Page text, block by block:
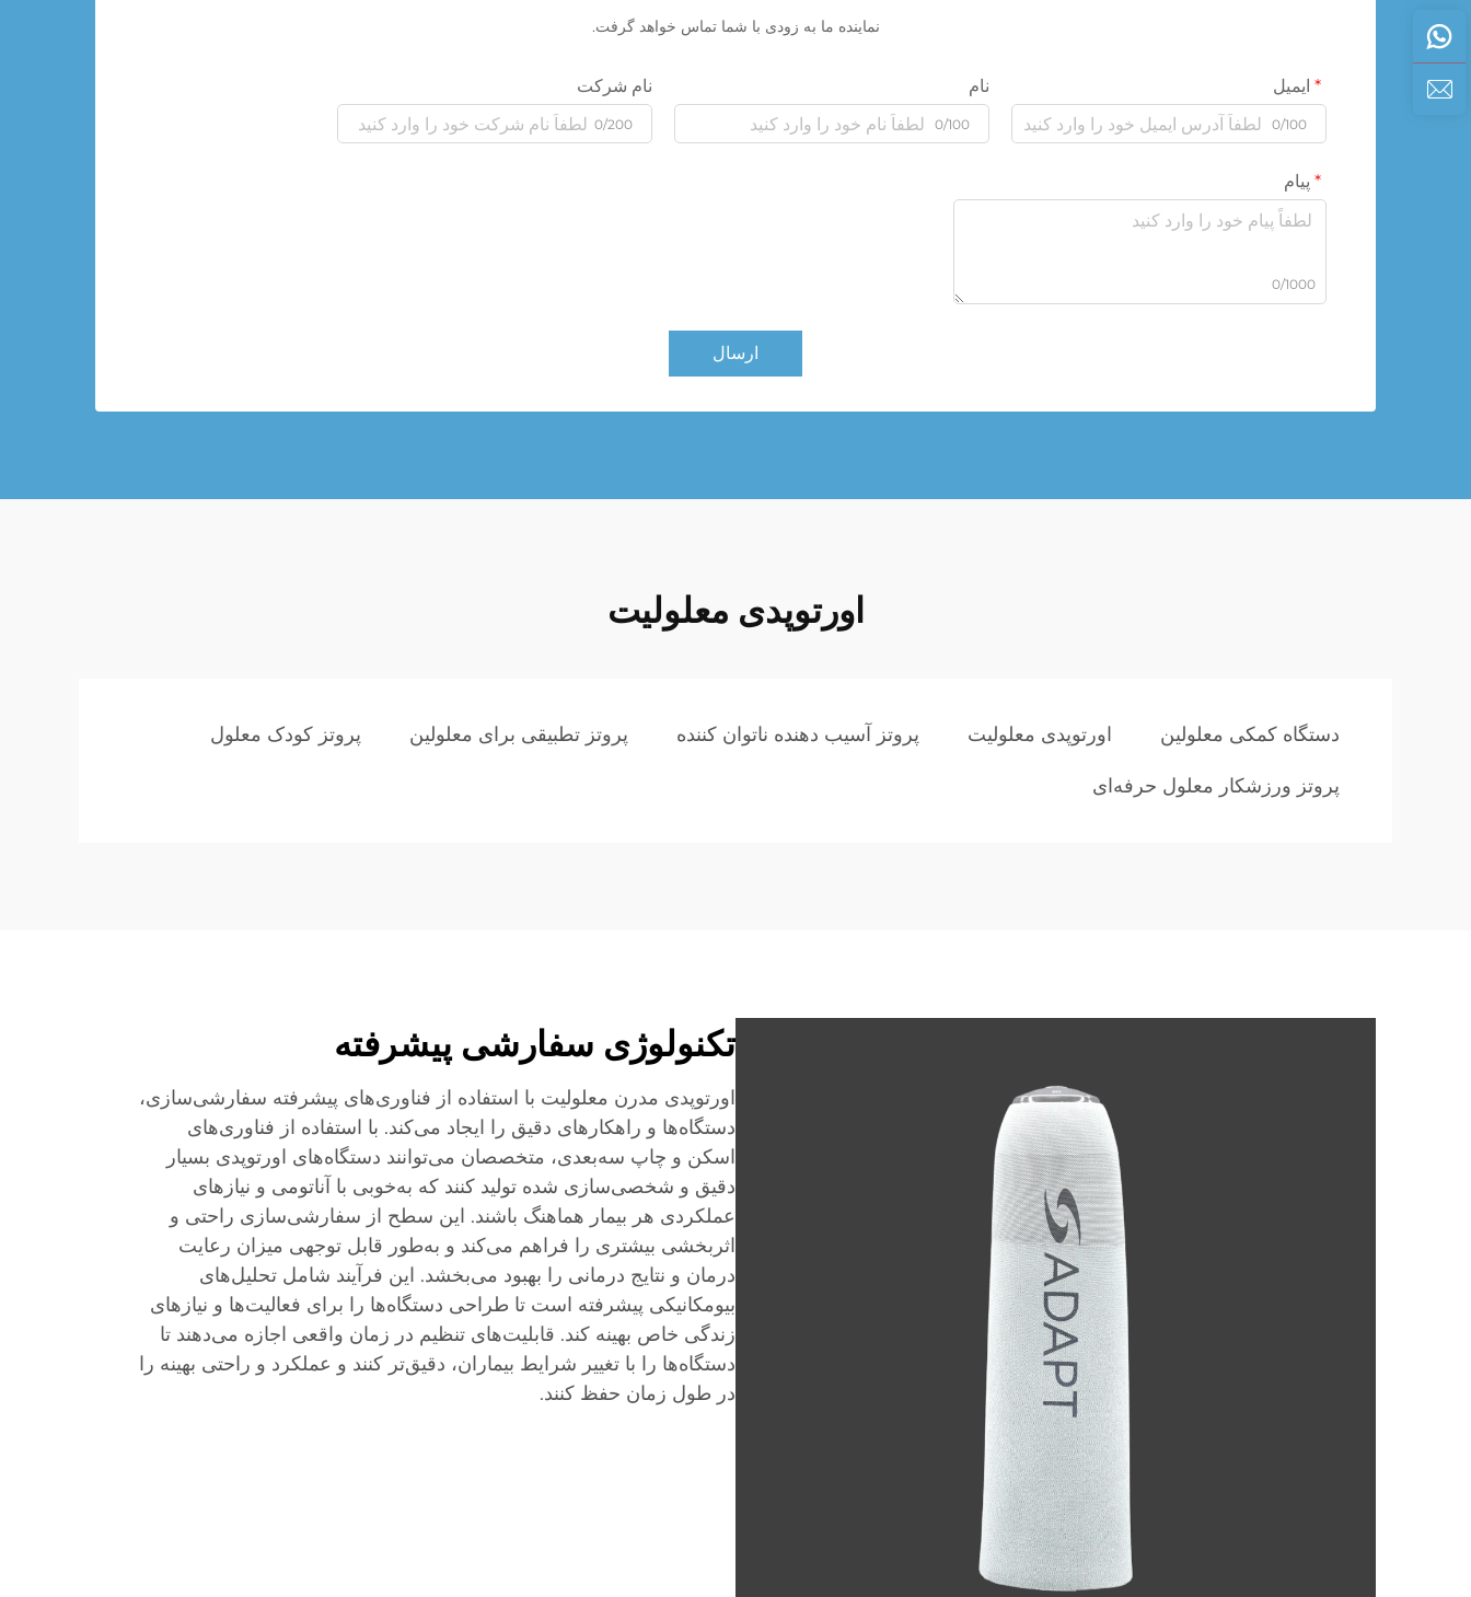
نماینده ما به زودی با شما تماس خواهد گرفت.
ایمیل
0/100
نام
0/100
نام شرکت
0/200
پیام
0/1000
ارسال
اورتوپدی معلولیت
دستگاه کمکی معلولین اورتوپدی معلولیت پروتز آسیب دهنده ناتوان کننده پروتز تطبیقی برای معلولین پروتز کودک معلول
پروتز ورزشکار معلول حرفه‌ای
تکنولوژی سفارشی پیشرفته
اورتوپدی مدرن معلولیت با استفاده از فناوری‌های پیشرفته سفارشی‌سازی،
دستگاه‌ها و راهکارهای دقیق را ایجاد می‌کند. با استفاده از فناوری‌های
اسکن و چاپ سه‌بعدی، متخصصان می‌توانند دستگاه‌های اورتوپدی بسیار
دقیق و شخصی‌سازی شده تولید کنند که به‌خوبی با آناتومی و نیازهای
عملکردی هر بیمار هماهنگ باشند. این سطح از سفارشی‌سازی راحتی و
اثربخشی بیشتری را فراهم می‌کند و به‌طور قابل توجهی میزان رعایت
درمان و نتایج درمانی را بهبود می‌بخشد. این فرآیند شامل تحلیل‌های
بیومکانیکی پیشرفته است تا طراحی دستگاه‌ها را برای فعالیت‌ها و نیازهای
زندگی خاص بهینه کند. قابلیت‌های تنظیم در زمان واقعی اجازه می‌دهند تا
دستگاه‌ها را با تغییر شرایط بیماران، دقیق‌تر کنند و عملکرد و راحتی بهینه را
در طول زمان حفظ کنند.